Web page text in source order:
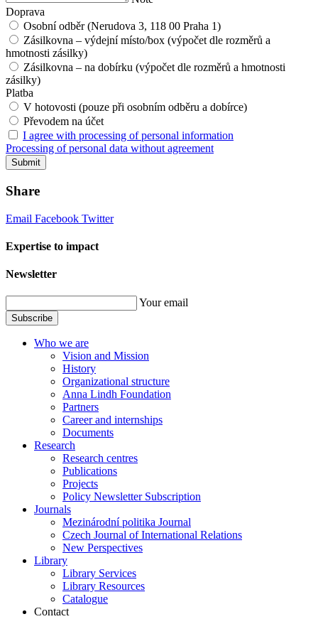
Doprava
Osobní odběr (Nerudova 3, 118 00 Praha 1)
Zásilkovna – výdejní místo/box (výpočet dle rozměrů a
hmotnosti zásilky)
Zásilkovna – na dobírku (výpočet dle rozměrů a hmotnosti
zásilky)
Platba
V hotovosti (pouze při osobním odběru a dobírce)
Převodem na účet
I agree with processing of personal information
Processing of personal data without agreement
Submit
Share
Email Facebook Twitter
Expertise to impact
Newsletter
Your email
Subscribe
Who we are
Vision and Mission
History
Organizational structure
Anna Lindh Foundation
Partners
Career and internships
Documents
Research
Research centres
Publications
Projects
Policy Newsletter Subscription
Journals
Mezinárodní politika Journal
Czech Journal of International Relations
New Perspectives
Library
Library Services
Library Resources
Catalogue
Contact